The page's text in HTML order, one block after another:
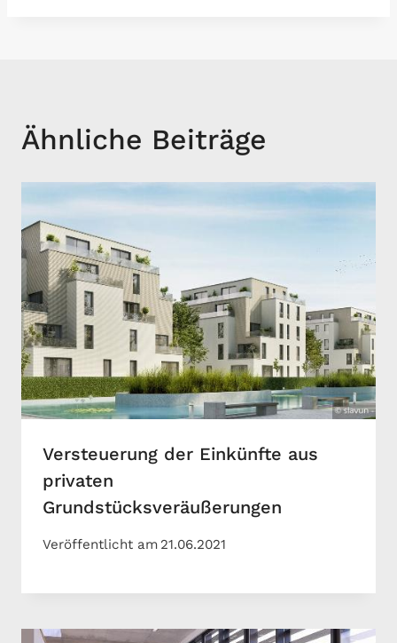
Ähnliche Beiträge
Versteuerung der Einkünfte aus
privaten
Grundstücksveräußerungen
Veröffentlicht am 21.06.2021